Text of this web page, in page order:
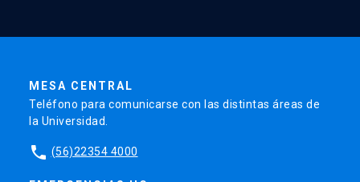
MESA CENTRAL
Teléfono para comunicarse con las distintas áreas de
la Universidad.
phone (56)22354 4000